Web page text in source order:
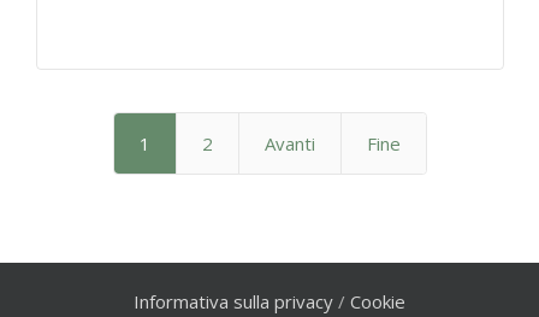
1 2 Avanti Fine
Informativa sulla privacy / Cookie